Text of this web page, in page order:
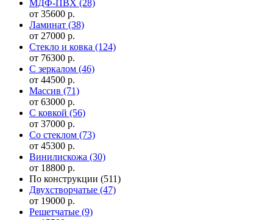
МДФ-ПВХ (28)
от 35600 р.
Ламинат (38)
от 27000 р.
Стекло и ковка (124)
от 76300 р.
С зеркалом (46)
от 44500 р.
Массив (71)
от 63000 р.
С ковкой (56)
от 37000 р.
Со стеклом (73)
от 45300 р.
Винилискожа (30)
от 18800 р.
По конструкции (511)
Двухстворчатые (47)
от 19000 р.
Решетчатые (9)